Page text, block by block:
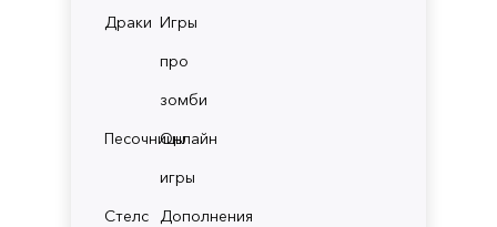
Драки Игры
про
зомби
ПесочницыОнлайн
игры
Стелс
Дополнения